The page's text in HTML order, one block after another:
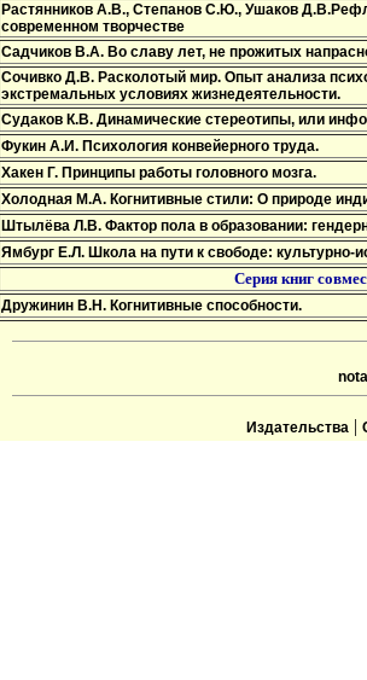
Растянников А.В., Степанов С.Ю., Ушаков
современном творчестве
Садчиков В.А. Во славу лет, не прожитых
Сочивко Д.В. Расколотый мир. Опыт анализа
экстремальных условиях жизнедеятельности.
Судаков К.В. Динамические стереотипы, или
Фукин А.И. Психология конвейерного труда.
Хакен Г. Принципы работы головного мозга.
Холодная М.А. Когнитивные стили: О природе
Штылёва Л.В. Фактор пола в образовании:
Ямбург Е.Л. Школа на пути к свободе: культурно-
Серия книг
Дружинин В.Н. Когнитивные способности.
Издательства |